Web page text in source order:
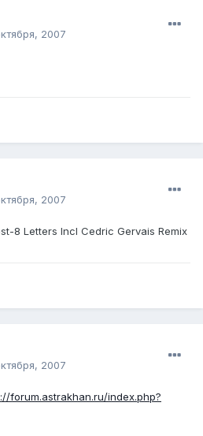
2007
2007
8 Letters Incl Cedric Gervais Remix
2007
forum.astrakhan.ru/index.php?